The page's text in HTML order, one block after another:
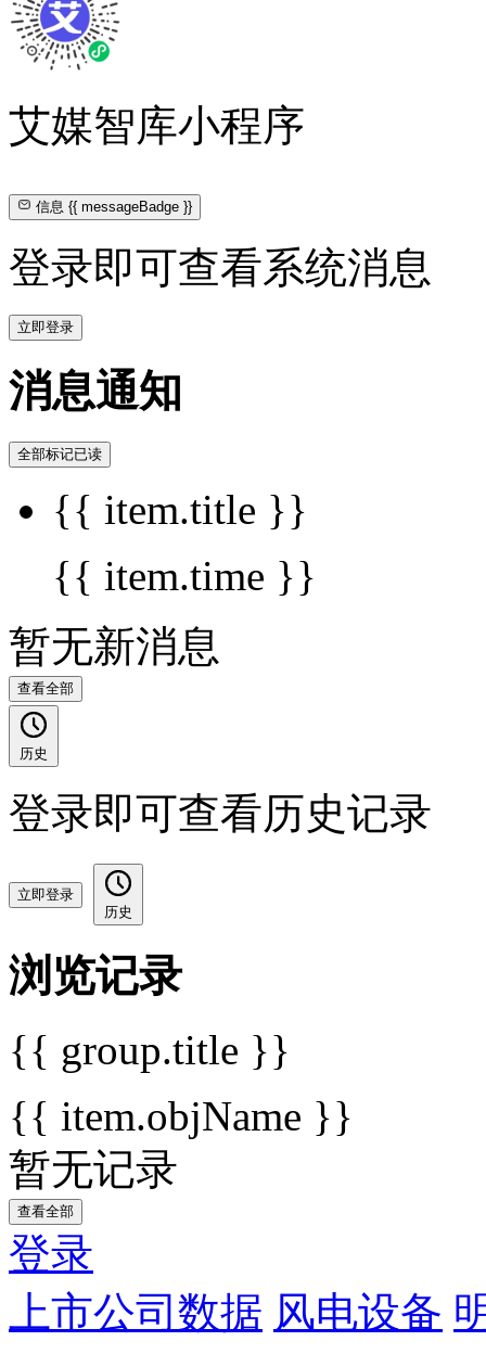
艾媒智库小程序
信息{{ messageBadge }}
登录即可查看系统消息
立即登录
消息通知
全部标记已读
{{ item.title }}
{{ item.time }}
暂无新消息
查看全部
历史
登录即可查看历史记录
立即登录
历史
浏览记录
{{ group.title }}
{{ item.objName }}
暂无记录
查看全部
登录
上市公司数据 风电设备